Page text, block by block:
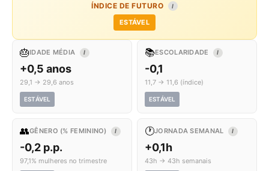
ÍNDICE DE FUTURO I
ESTÁVEL
🎂IDADE MÉDIA I
+0,5 anos
29,1 → 29,6 anos
ESTÁVEL
📚ESCOLARIDADE I
-0,1
11,7 → 11,6 (índice)
ESTÁVEL
👥GÊNERO (% FEMININO) I
-0,2 p.p.
97,1% mulheres no trimestre
🕐JORNADA SEMANAL I
+0,1h
43h → 43h semanais